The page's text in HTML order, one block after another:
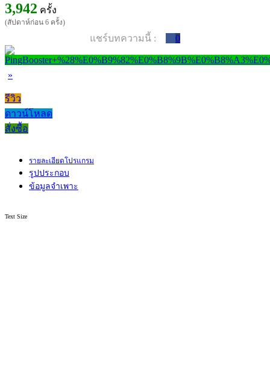
3,942 ครั้ง
(สัปดาห์ก่อน 6 ครั้ง)
แชร์บทความนี้ : 0
»
รีวิว
ดาวน์โหลด
สั่งซื้อ
รายละเอียดโปรแกรม
รูปประกอบ
ข้อมูลจำเพาะ
Text Size